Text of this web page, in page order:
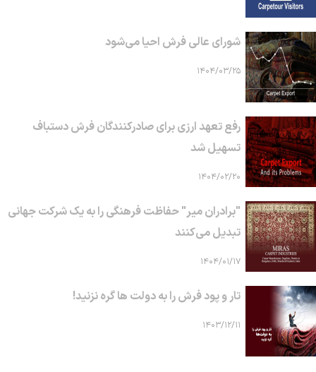
شورای عالی فرش احیا می‌شود
۱۴۰۴/۰۳/۲۵
رفع تعهد ارزی برای صادرکنندگان فرش دستباف
تسهیل شد
۱۴۰۴/۰۲/۲۰
"برادران میر" حفاظت فرهنگی را به یک شرکت جهانی
تبدیل می‌کنند
۱۴۰۴/۰۱/۱۷
تار و پود فرش را به دولت ها گره نزنید!
۱۴۰۳/۱۲/۱۱